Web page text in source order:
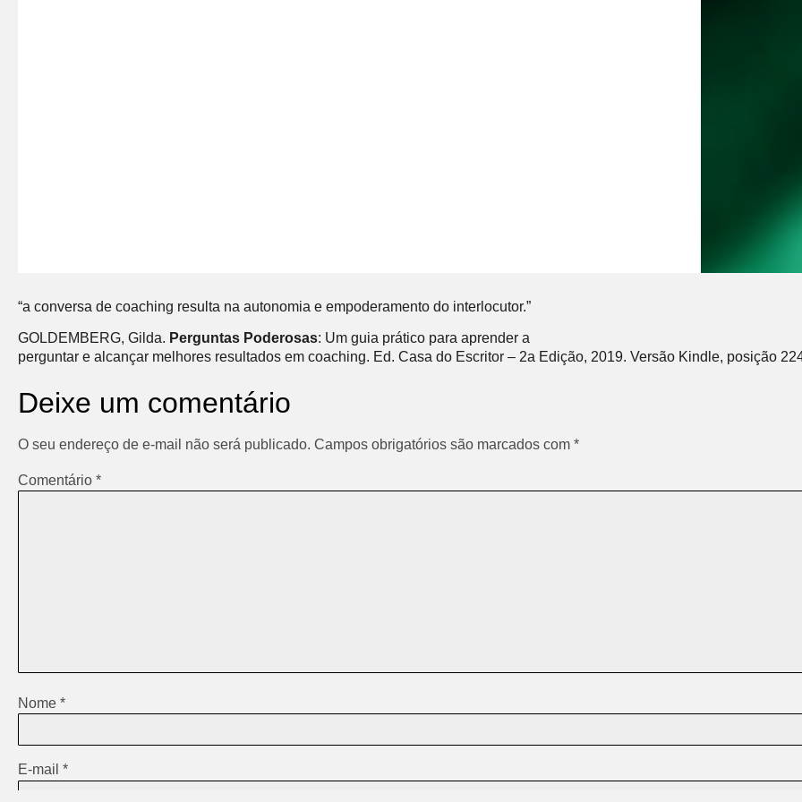
“a conversa de coaching resulta na autonomia e empoderamento do interlocutor.”
GOLDEMBERG, Gilda. Perguntas Poderosas: Um guia prático para aprender a
perguntar e alcançar melhores resultados em coaching. Ed. Casa do Escritor – 2a Edição, 2019. Versão Kindle, posição
Deixe um comentário
O seu endereço de e-mail não será publicado. Campos obrigatórios são marcados com *
Comentário *
Nome *
E-mail *